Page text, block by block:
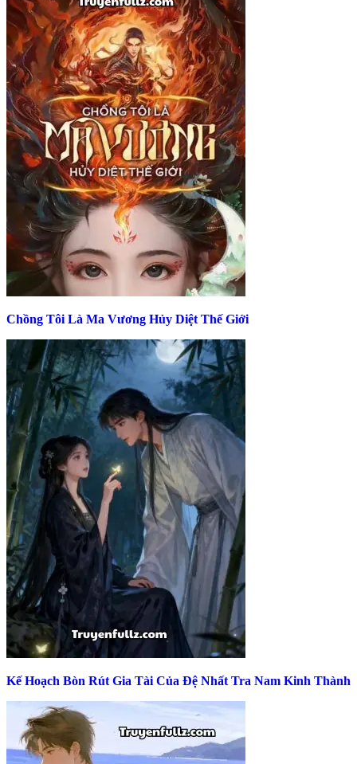
Chồng Tôi Là Ma Vương Hủy Diệt Thế Giới
Kế Hoạch Bòn Rút Gia Tài Của Đệ Nhất Tra Nam Kinh Thành